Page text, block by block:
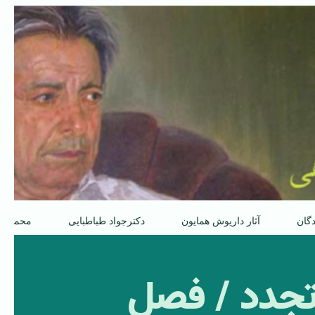
آثار داریوش همایون دکترجواد طباطبایی
/ فصل